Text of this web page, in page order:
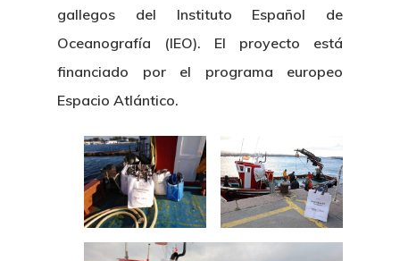
gallegos del Instituto Español de
Oceanografía (IEO). El proyecto está
financiado por el programa europeo
Espacio Atlántico.